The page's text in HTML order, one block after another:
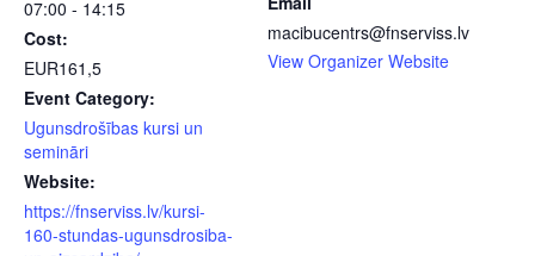
07:00 - 14:15
Cost:
EUR161,5
Event Category:
Ugunsdrošības kursi un
semināri
Website:
https://fnserviss.lv/kursi-
160-stundas-ugunsdrosiba-
macibucentrs@fnserviss.lv
View Organizer Website